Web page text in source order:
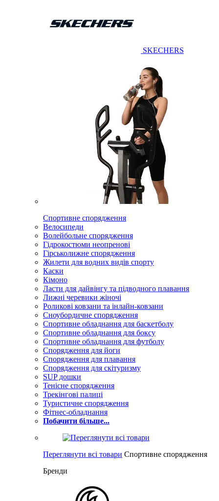
SKECHERS
Спортивне спорядження
Велосипеди
Волейбольне спорядження
Гідрокостюми неопренові
Гірськолижне спорядження
Жилети для водних видів спорту
Каски
Кімоно
Ласти для дайвінгу та підводного плавання
Лижні черевики жіночі
Роликові ковзани та інлайн-ковзани
Сноубордичне спорядження
Спортивне обладнання для баскетболу
Спортивне обладнання для боксу
Спортивне обладнання для футболу
Спорядження для йоги
Спорядження для плавання
Спорядження для скітуризму
SUP дошки
Тенісне спорядження
Трекінгові палиці
Туристичне спорядження
Фітнес-обладнання
Побачити більше...
Переглянути всі товари Спортивне спорядження
Бренди